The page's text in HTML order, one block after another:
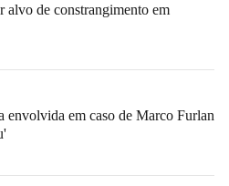
alvo de constrangimento em
envolvida em caso de Marco Furlan